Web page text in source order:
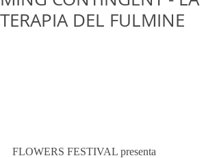
TERAPIA DEL FULMINE
FLOWERS FESTIVAL presenta